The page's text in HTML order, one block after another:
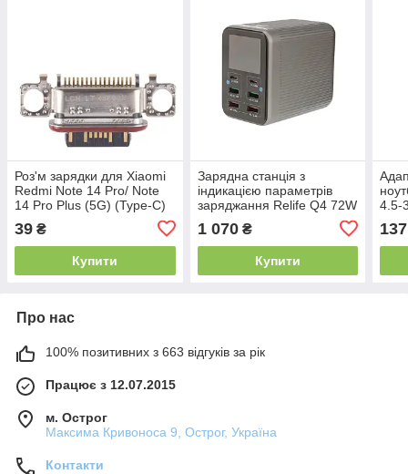
Роз'м зарядки для Xiaomi
Redmi Note 14 Pro/ Note
14 Pro Plus (5G) (Type-C)
39 ₴
Купити
Зарядна станція з
індикацією параметрів
заряджання Relife Q4 72W
(2 USB 5 V 2.4 А/2 USB QC
3A/1 Type C 45 W/ 1 Type
C 65 W)
1 070₴
Купити
4.5-
137
Про нас
100% позитивних з 663 відгуків за рік
Працює з 12.07.2015
м. Острог
Максима Кривоноса 9, Острог, Україна
Контакти